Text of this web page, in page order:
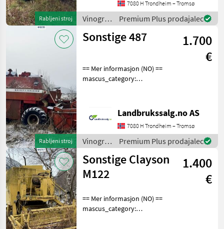
Rabljeni stroj
upon request: 6510 See
en.landbrukssalg.no/6510
for more images Descrip
7080 H Trondheim – Tromsø
Vinogradništvo
/
Sonstige
Premium Plus prodajalec
Rabljeni stroj
Sonstige 487
1.700
€
== Mer informasjon (NO) ==
mascus_category:
upon request: 6619 See
en.landbrukssalg.no/6619
for more images Specifi
Landbrukssalg.no AS
7080 H Trondheim – Tromsø
Vinogradništvo
/
Sonstige
Premium Plus prodajalec
Sonstige Clayson
M122
1.400
€
== Mer informasjon (NO) ==
mascus_category: